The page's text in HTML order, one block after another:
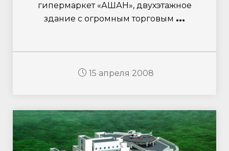
гипермаркет «АШАН», двухэтажное
здание с огромным торговым ...
15 апреля 2008